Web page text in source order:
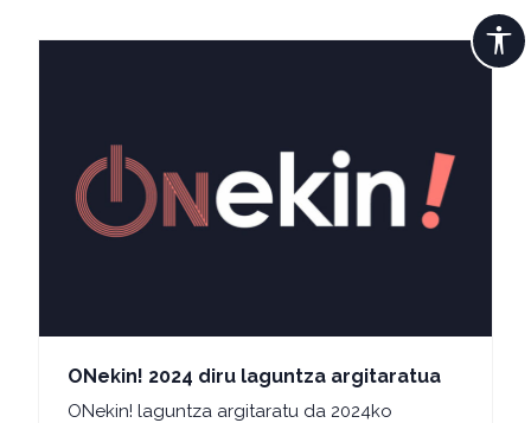
ONekin! 2024 diru laguntza argitaratua
ONekin! laguntza argitaratu da 2024ko